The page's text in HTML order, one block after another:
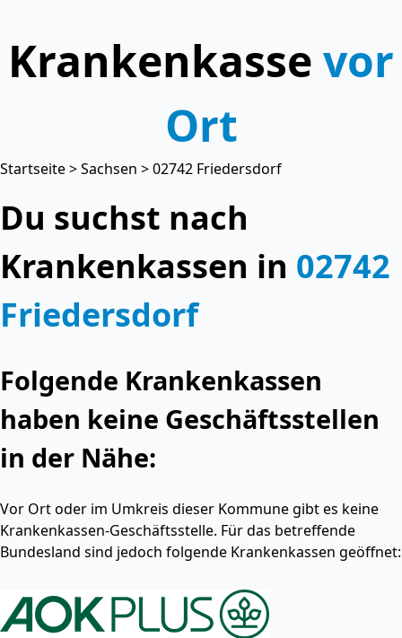
Krankenkasse vor
Ort
Startseite>Sachsen > 02742 Friedersdorf
Du suchst nach
Krankenkassen in 02742
Friedersdorf
Folgende Krankenkassen
haben keine Geschäftsstellen
in der Nähe:
Vor Ort oder im Umkreis dieser Kommune gibt es keine
Krankenkassen-Geschäftsstelle. Für das betreffende
Bundesland sind jedoch folgende Krankenkassen geöffnet: